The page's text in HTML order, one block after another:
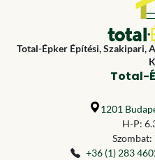
Total-Épker Építési, Szakipari,
Total-
1201
H-P:
+36 (1) 283